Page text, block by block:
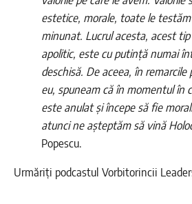
estetice, morale, toate le
minunat. Lucrul acesta, acest
apolitic, este cu putință numai
deschisă. De aceea, în remarcile
eu, spuneam că în momentul în
este anulat și începe să fie
atunci ne așteptăm să vină
Popescu.
Urmăriți podcastul Vorbitorincii